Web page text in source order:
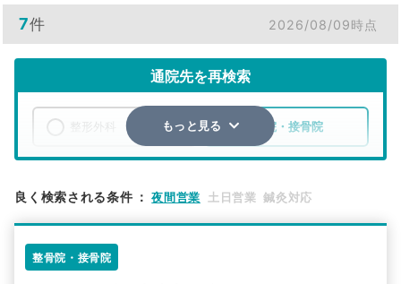
7件 2026/08/09時点
通院先を再検索
整骨院・接骨院
検索する
もっと見る
良く検索される条件 ： 夜間営業 土日営業 鍼灸対応
整骨院・接骨院